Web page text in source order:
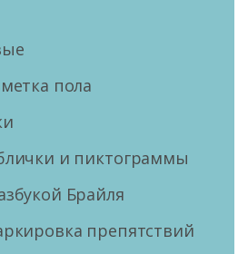
пола
и пиктограммы
Брайля
препятствий